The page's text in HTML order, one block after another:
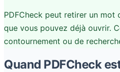
PDFCheck peut retirer un mot
que vous pouvez déjà ouvrir.
contournement ou de
Quand PDFCheck